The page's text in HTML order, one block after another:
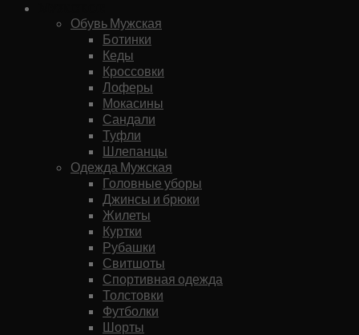
Обувь Мужская
Ботинки
Кеды
Кроссовки
Лоферы
Мокасины
Сандали
Туфли
Шлепанцы
Одежда Мужская
Головные уборы
Джинсы и брюки
Жилеты
Куртки
Рубашки
Свитшоты
Спортивная одежда
Толстовки
Футболки
Шорты